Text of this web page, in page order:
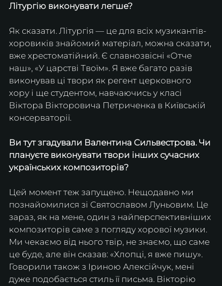
Літургію виконувати легше?
Як сказати. Літургія — це для всіх музикантів-
хоровиків знайомий матеріал, можна сказати,
вже хрестоматійний. Є славнозвісні «Отче
наш», «У царстві Твоїм». Я вже багато разів
виконував ці твори як регент церковного
хору і ще студентом, навчаючись у класі
Віктора Вікторовича Петриченка в Київській
консерваторії.
Ви тут згадували Валентина Сильвестрова. Чи
плануєте виконувати твори інших сучасних
українських композиторів?
Цей момент теж запущено. Нещодавно ми
познайомилися зі Святославом Луньовим. Це
зараз, як на мене, один з найперспективніших
композиторів саме з погляду хорової музики.
Ми чекаємо від нього твір, не знаємо, що саме
це буде, але він сказав: «Хлопці, я вже пишу».
Говорили також з Іриною Алексійчук, мені
дуже подобається стиль її письма. Вікторію